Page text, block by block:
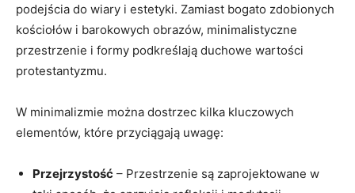
podejścia do wiary i estetyki. Zamiast bogato zdobionych
kościołów i barokowych obrazów, minimalistyczne
przestrzenie i formy podkreślają duchowe wartości
protestantyzmu.
W minimalizmie można dostrzec kilka kluczowych
elementów, które przyciągają uwagę:
Przejrzystość – Przestrzenie są zaprojektowane w